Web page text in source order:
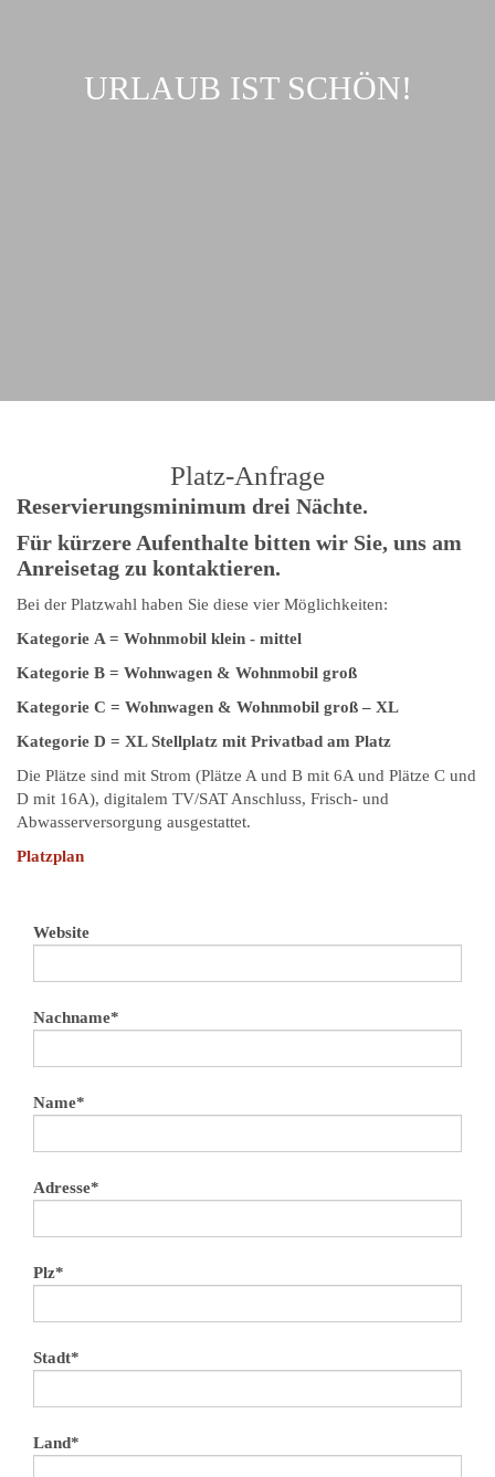
URLAUB IST SCHÖN!
Platz-Anfrage
Reservierungsminimum drei Nächte.
Für kürzere Aufenthalte bitten wir Sie, uns am
Anreisetag zu kontaktieren.
Bei der Platzwahl haben Sie diese vier Möglichkeiten:
Kategorie A = Wohnmobil klein - mittel
Kategorie B = Wohnwagen & Wohnmobil groß
Kategorie C = Wohnwagen & Wohnmobil groß – XL
Kategorie D = XL Stellplatz mit Privatbad am Platz
Die Plätze sind mit Strom (Plätze A und B mit 6A und Plätze C und
D mit 16A), digitalem TV/SAT Anschluss, Frisch- und
Abwasserversorgung ausgestattet.
Platzplan
Website
Nachname*
Name*
Adresse*
Plz*
Stadt*
Land*